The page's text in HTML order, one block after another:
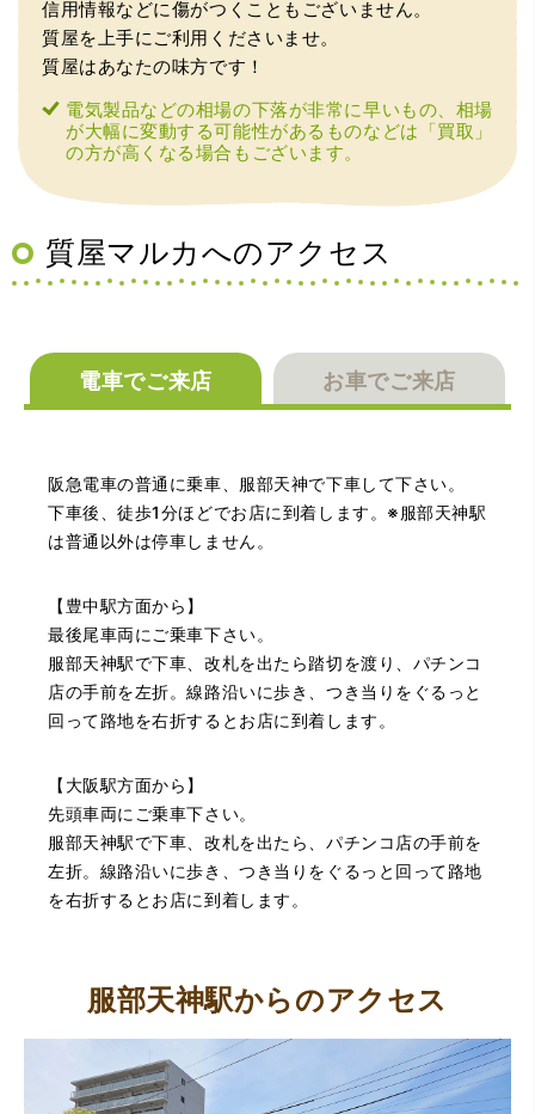
（大阪府大阪市）丁寧に査定していただいたうえ、商品保
えていただいた通りに保管してみようと思います。
（大阪府池田市）丁寧に説明して頂き思っていたよりの金
額でした。一旦持ち帰りましたが、良い金額だったので買
取して頂きました。又、機会あれば是非利用したいです。
信用情報などに傷がつくこともございません。
質屋を上手にご利用くださいませ。
質屋はあなたの味方です！
電気製品などの相場の下落が非常に早いもの、相場
が大幅に変動する可能性があるものなどは「買取」
の方が高くなる場合もございます。
質屋マルカへのアクセス
電車でご来店 お車でご来店
阪急電車の普通に乗車、服部天神で下車して下さい。
下車後、徒歩1分ほどでお店に到着します。※服部天神駅
は普通以外は停車しません。
【豊中駅方面から】
最後尾車両にご乗車下さい。
服部天神駅で下車、改札を出たら踏切を渡り、パチンコ
店の手前を左折。線路沿いに歩き、つき当りをぐるっと
回って路地を右折するとお店に到着します。
【大阪駅方面から】
先頭車両にご乗車下さい。
服部天神駅で下車、改札を出たら、パチンコ店の手前を
左折。線路沿いに歩き、つき当りをぐるっと回って路地
を右折するとお店に到着します。
服部天神駅からのアクセス